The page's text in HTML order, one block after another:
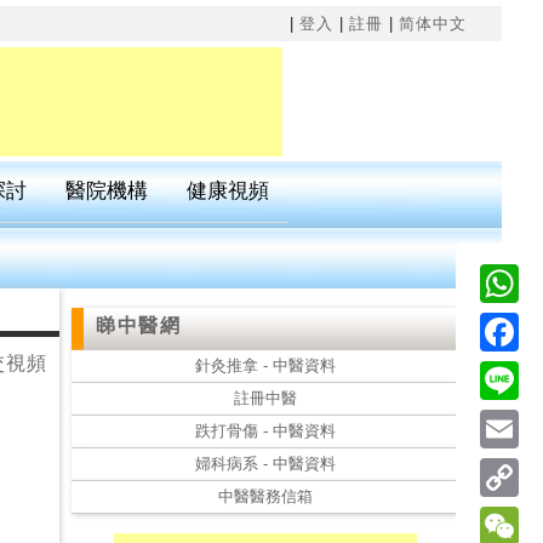
|登入 |註冊 |简体中文
討 醫院機構 健康視頻
視頻
睇中醫網
針灸推拿 - 中醫資料
註冊中醫
跌打骨傷 - 中醫資料
婦科病系 - 中醫資料
中醫醫務信箱
Line